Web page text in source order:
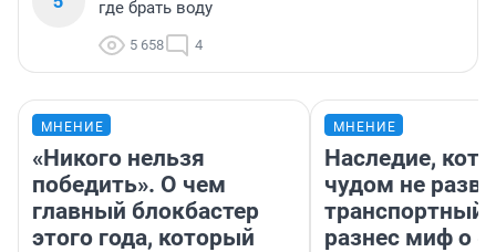
где брать воду
5 658 4
МНЕНИЕ
«Никого нельзя
победить». О чем
главный блокбастер
этого года, который
МНЕНИЕ
Наследие,
чудом не
транспортный
разнес миф о